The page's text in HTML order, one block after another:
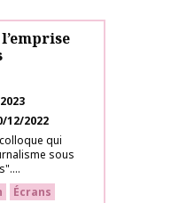
12/2022
qui
sous
Écrans